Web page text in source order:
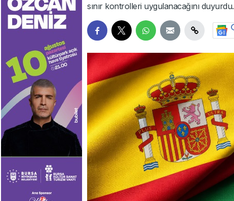
sınır kontrolleri uygulanacağını duyurdu.